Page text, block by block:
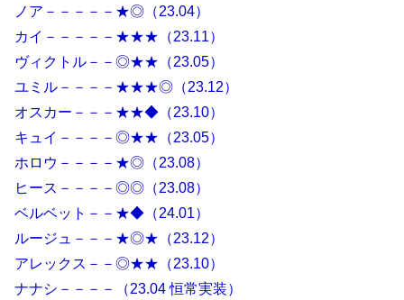
ノア－－－－－★◎（23.04）
カイ－－－－－★★★（23.11）
ヴィクトル－－◎★★（23.05）
ユミル－－－－★★★◎（23.12）
オスカー－－－★★◆（23.10）
キュイ－－－－◎★★（23.05）
ホロウ－－－－★◎（23.08）
ヒース－－－－◎◎（23.08）
ベルベット－－★◆（24.01）
ルージュ－－－★◎★（23.12）
アレックス－－◎★★（23.10）
ナナシ－－－－（23.04 恒常実装）